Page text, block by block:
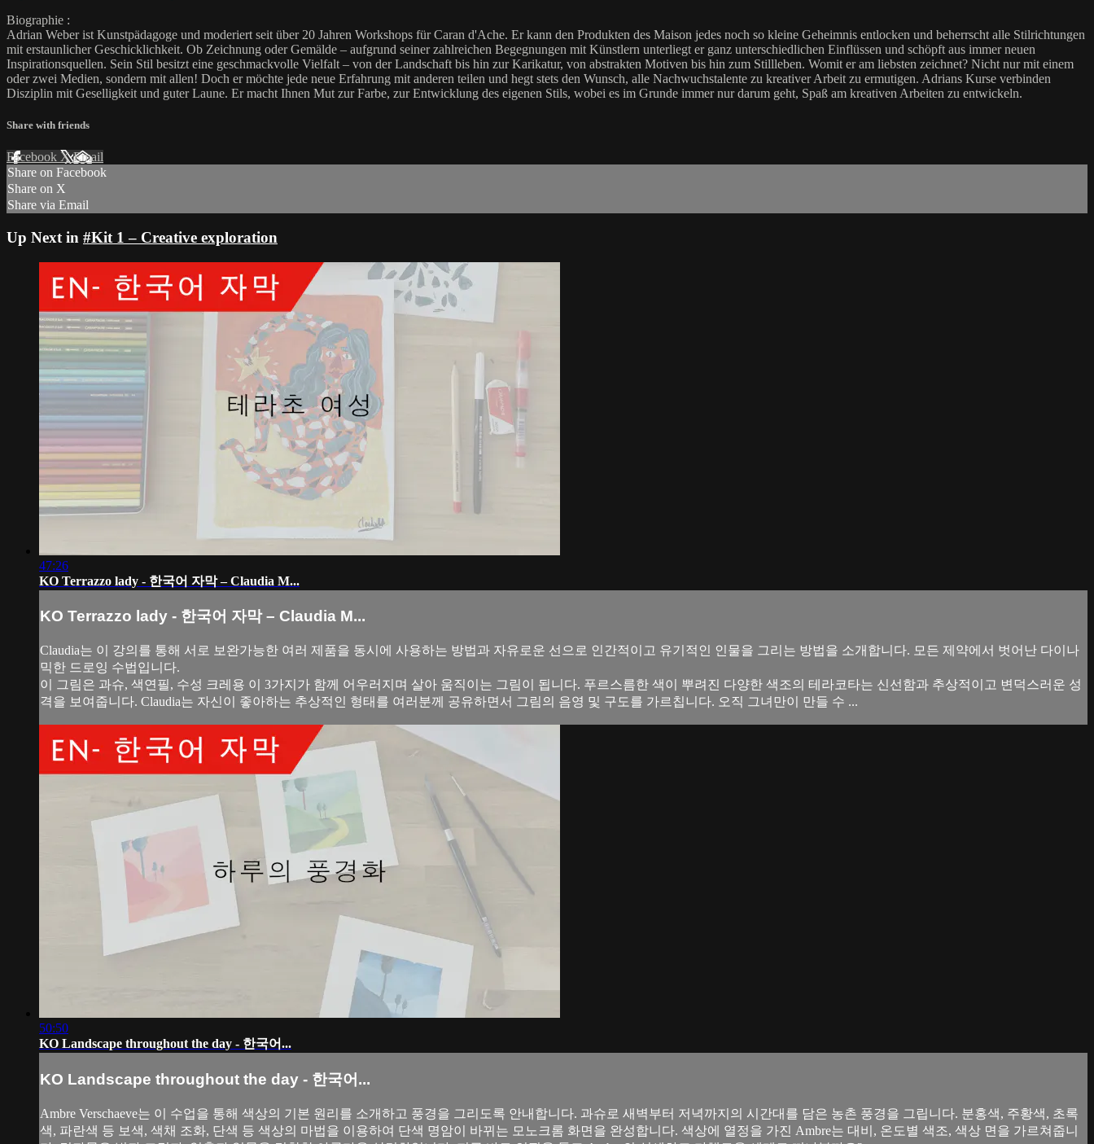
Biographie :
Adrian Weber ist Kunstpädagoge und moderiert seit über 20 Jahren Workshops für Caran d'Ache. Er kann den Produkten des Maison jedes noch so kleine Geheimnis entlocken und beherrscht alle Stilrichtungen
mit erstaunlicher Geschicklichkeit. Ob Zeichnung oder Gemälde – aufgrund seiner zahlreichen Begegnungen mit Künstlern unterliegt er ganz unterschiedlichen Einflüssen und schöpft aus immer neuen
Inspirationsquellen. Sein Stil besitzt eine geschmackvolle Vielfalt – von der Landschaft bis hin zur Karikatur, von abstrakten Motiven bis hin zum Stillleben. Womit er am liebsten zeichnet? Nicht nur mit einem
oder zwei Medien, sondern mit allen! Doch er möchte jede neue Erfahrung mit anderen teilen und hegt stets den Wunsch, alle Nachwuchstalente zu kreativer Arbeit zu ermutigen. Adrians Kurse verbinden
Disziplin mit Geselligkeit und guter Laune. Er macht Ihnen Mut zur Farbe, zur Entwicklung des eigenen Stils, wobei es im Grunde immer nur darum geht, Spaß am kreativen Arbeiten zu entwickeln.
Share with friends
Facebook XEmail
Share on Facebook
Share on X
Share via Email
Up Next in #Kit 1 – Creative exploration
47:26
KO Terrazzo lady - 한국어 자막 – Claudia M...
KO Terrazzo lady - 한국어 자막 – Claudia M...
Claudia는 이 강의를 통해 서로 보완가능한 여러 제품을 동시에 사용하는 방법과 자유로운 선으로 인간적이고 유기적인 인물을 그리는 방법을 소개합니다. 모든 제약에서 벗어난 다이나
믹한 드로잉 수법입니다.
이 그림은 과슈, 색연필, 수성 크레용 이 3가지가 함께 어우러지며 살아 움직이는 그림이 됩니다. 푸르스름한 색이 뿌려진 다양한 색조의 테라코타는 신선함과 추상적이고 변덕스러운 성
격을 보여줍니다. Claudia는 자신이 좋아하는 추상적인 형태를 여러분께 공유하면서 그림의 음영 및 구도를 가르칩니다. 오직 그녀만이 만들 수 ...
50:50
KO Landscape throughout the day - 한국어...
KO Landscape throughout the day - 한국어...
Ambre Verschaeve는 이 수업을 통해 색상의 기본 원리를 소개하고 풍경을 그리도록 안내합니다. 과슈로 새벽부터 저녁까지의 시간대를 담은 농촌 풍경을 그립니다. 분홍색, 주황색, 초록
색, 파란색 등 보색, 색채 조화, 단색 등 색상의 마법을 이용하여 단색 명암이 바뀌는 모노크롬 화면을 완성합니다. 색상에 열정을 가진 Ambre는 대비, 온도별 색조, 색상 면을 가르쳐줍니